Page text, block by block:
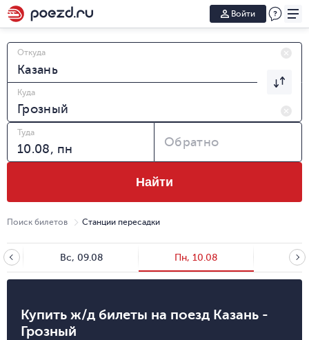
Войти
Откуда
Куда
Туда
Обратно
Найти
Поиск билетов Станции пересадки
Вс, 09.08 Пн, 10.08
Купить ж/д билеты на поезд Казань -
Грозный